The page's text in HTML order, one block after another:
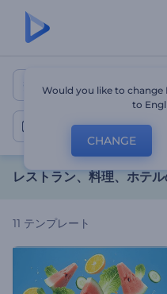
レストラン
食物とおもてなしのビデオ
レストラン、料理、ホテ
11 テンプレート
Would you like to change
to
CHANGE